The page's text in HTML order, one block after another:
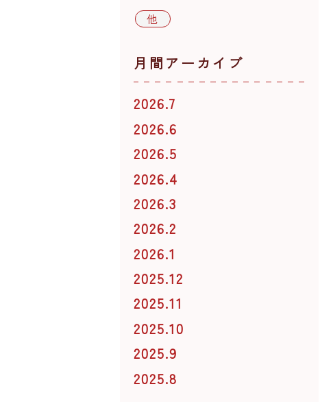
他
月間アーカイブ
2026.7
2026.6
2026.5
2026.4
2026.3
2026.2
2026.1
2025.12
2025.11
2025.10
2025.9
2025.8